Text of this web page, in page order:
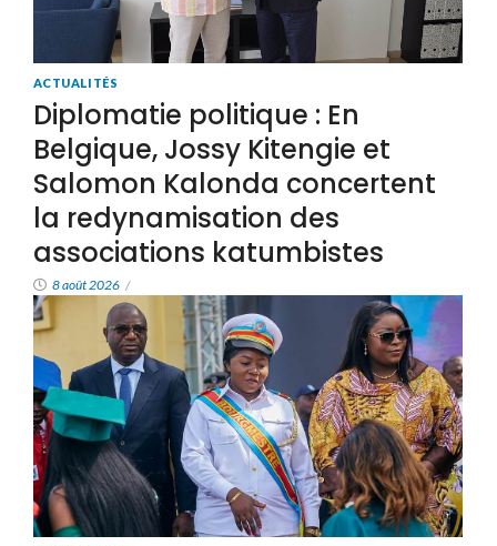
ACTUALITÉS
Diplomatie politique : En
Belgique, Jossy Kitengie et
Salomon Kalonda concertent
la redynamisation des
associations katumbistes
8 août 2026 /